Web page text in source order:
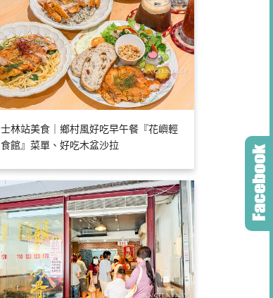
士林站美食｜鄉村風好吃早午餐『花嶼輕
食館』菜單、好吃木盆沙拉